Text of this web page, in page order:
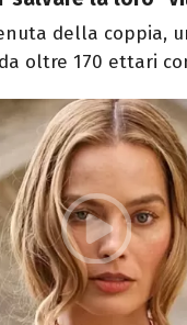
della coppia,
oltre 170 ettari